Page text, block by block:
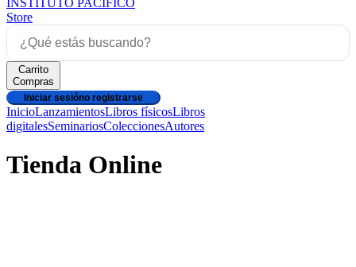
INSTITUTO PACÍFICO
Store
Carrito
Compras
Iniciar sesióno registrarse
InicioLanzamientosLibros físicosLibros
digitalesSeminariosColeccionesAutores
Tienda Online